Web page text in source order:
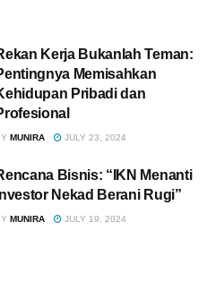
Kerja Bukanlah Teman:
Memisahkan
Pribadi dan
MUNIRA JULY 23, 2024
Bisnis: “IKN Menanti
Investor Nekad Berani Rugi”
MUNIRA JULY 19, 2024